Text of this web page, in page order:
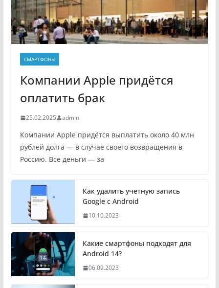
СМАРТФОНЫ
Компании Apple придётся
оплатить брак
25.02.2025 admin
Компании Apple придётся выплатить около 40 млн
рублей долга — в случае своего возвращения в
Россию. Все деньги — за
Как удалить учетную запись
Google с Android
10.10.2023
Какие смартфоны подходят для
Android 14?
06.09.2023